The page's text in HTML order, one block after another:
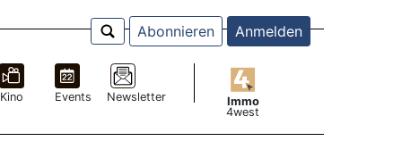
Abonnieren Anmelden
Kino Events Newsletter
Immo
4west